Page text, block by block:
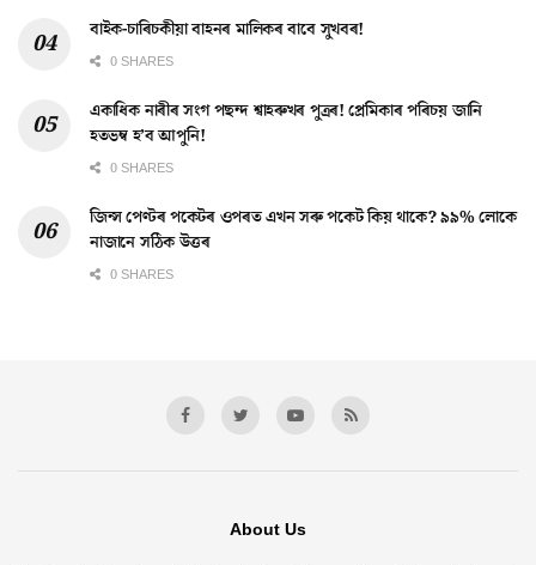
বাইক-চাৰিচকীয়া বাহনৰ মালিকৰ বাবে সুখবৰ!
0 SHARES
একাধিক নাৰীৰ সংগ পছন্দ শ্বাহৰুখৰ পুত্ৰৰ! প্ৰেমিকাৰ পৰিচয় জানি
হতভম্ব হ’ব আপুনি!
0 SHARES
জিন্স পেণ্টৰ পকেটৰ ওপৰত এখন সৰু পকেট কিয় থাকে? ৯৯% লোকে
নাজানে সঠিক উত্তৰ
0 SHARES
About Us